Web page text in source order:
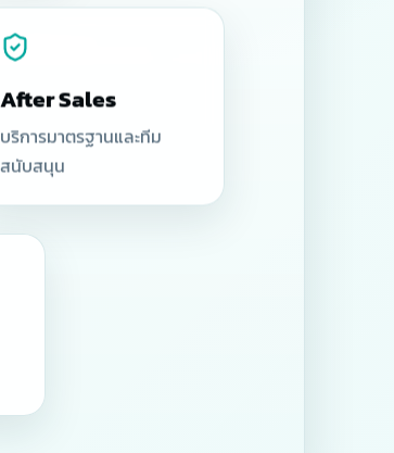
After Sales
บริการมาตรฐานและทีม
สนับสนุน